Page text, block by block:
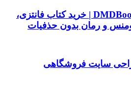
فروشگاه کتاب DMDBook | خرید کتاب فانتزی،
و رمان بدون حذفیات
سایت فروشگاهی